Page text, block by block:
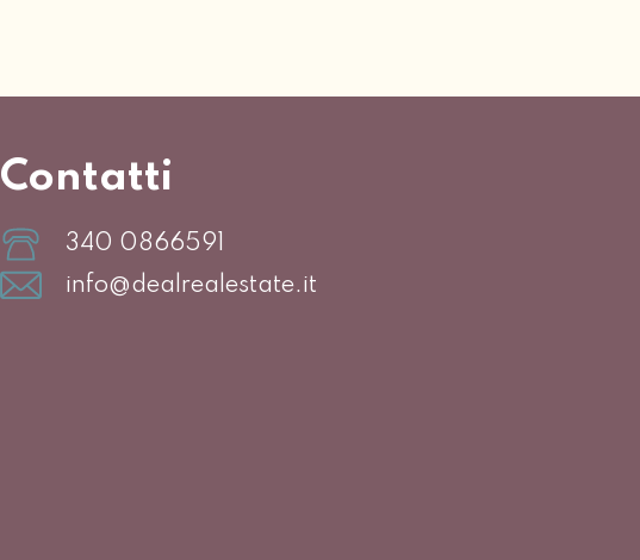
Contatti
340 0866591
info@dealrealestate.it